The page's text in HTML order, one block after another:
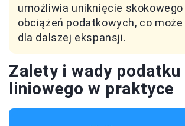
umożliwia uniknięcie
obciążeń podatkowych, co
dla dalszej ekspansji.
Zalety i wady podatku
liniowego w praktyce